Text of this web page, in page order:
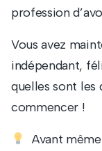
profession
Vous avez
indépendant,
quelles sont les
commencer !
Avant